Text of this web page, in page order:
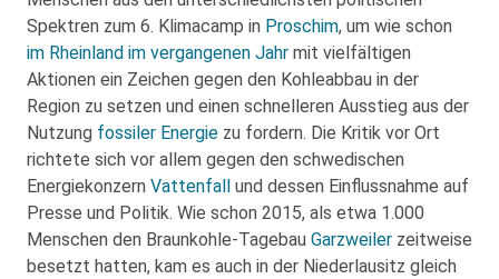
Spektren zum 6. Klimacamp in Proschim, um wie schon
im Rheinland im vergangenen Jahr mit vielfältigen
Aktionen ein Zeichen gegen den Kohleabbau in der
Region zu setzen und einen schnelleren Ausstieg aus der
Nutzung fossiler Energie zu fordern. Die Kritik vor Ort
richtete sich vor allem gegen den schwedischen
Energiekonzern Vattenfall und dessen Einflussnahme auf
Presse und Politik. Wie schon 2015, als etwa 1.000
Menschen den Braunkohle-Tagebau Garzweiler zeitweise
besetzt hatten, kam es auch in der Niederlausitz gleich